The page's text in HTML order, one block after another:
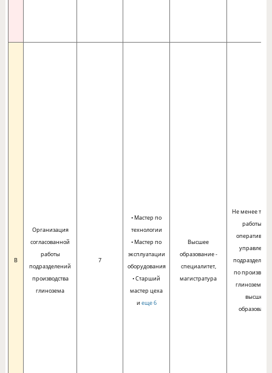
B
Организация
согласованной
работы
подразделений
производства
глинозема
7
• Мастер по
технологии
• Мастер по
эксплуатации
оборудования
• Старший
мастер цеха
и еще 6
Высшее
образование -
специалитет,
магистратура
Не менее трех
работы по
по
глинозема
высшем